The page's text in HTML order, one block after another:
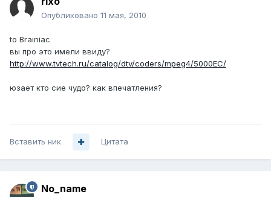
Опубликовано 11 мая, 2010
to Brainiac
вы про это имели ввиду?
http://www.tvtech.ru/catalog/dtv/coders/mpeg4/5000EC/
юзает кто сие чудо? как впечатления?
Вставить ник Цитата
No_name